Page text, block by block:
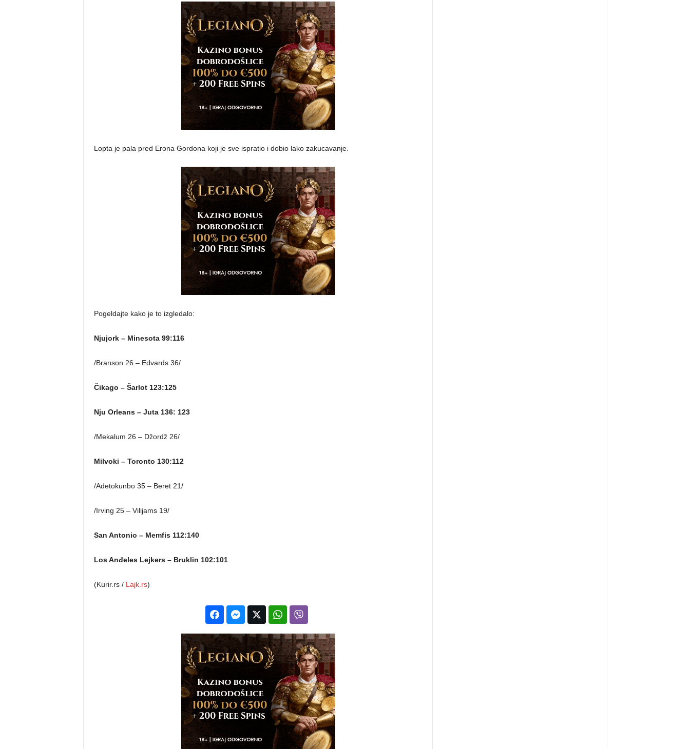
Lopta je pala pred Erona Gordona koji je sve ispratio i dobio lako zakucavanje.
Pogeldajte kako je to izgledalo:
Njujork – Minesota 99:116
/Branson 26 – Edvards 36/
Čikago – Šarlot 123:125
Nju Orleans – Juta 136: 123
/Mekalum 26 – Džordž 26/
Milvoki – Toronto 130:112
/Adetokunbo 35 – Beret 21/
/Irving 25 – Vilijams 19/
San Antonio – Memfis 112:140
Los Anđeles Lejkers – Bruklin 102:101
(Kurir.rs / Lajk.rs)